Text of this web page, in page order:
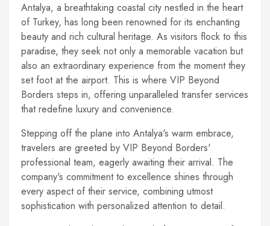
Antalya, a breathtaking coastal city nestled in the heart
of Turkey, has long been renowned for its enchanting
beauty and rich cultural heritage. As visitors flock to this
paradise, they seek not only a memorable vacation but
also an extraordinary experience from the moment they
set foot at the airport. This is where VIP Beyond
Borders steps in, offering unparalleled transfer services
that redefine luxury and convenience.
Stepping off the plane into Antalya's warm embrace,
travelers are greeted by VIP Beyond Borders'
professional team, eagerly awaiting their arrival. The
company's commitment to excellence shines through
every aspect of their service, combining utmost
sophistication with personalized attention to detail.